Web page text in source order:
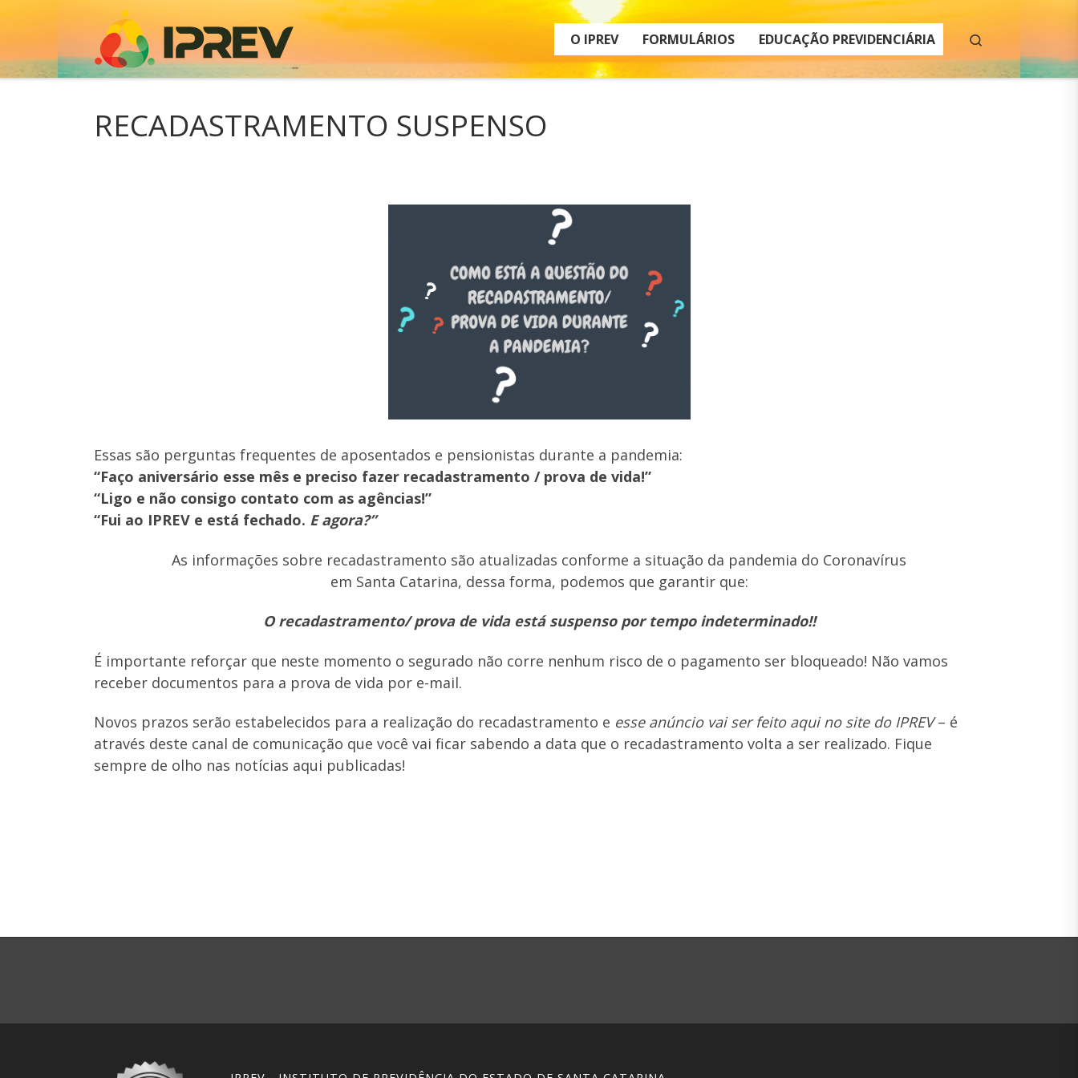
Skip to content
O IPREV FORMULÁRIOS EDUCAÇÃO PREVIDENCIÁRIA
RECADASTRAMENTO SUSPENSO
Essas são perguntas frequentes de aposentados e pensionistas durante a pandemia:
“Faço aniversário esse mês e preciso fazer recadastramento / prova de vida!”
“Ligo e não consigo contato com as agências!”
“Fui ao IPREV e está fechado. E agora?”
As informações sobre recadastramento são atualizadas conforme a situação da pandemia do Coronavírus
em Santa Catarina, dessa forma, podemos que garantir que:
O recadastramento/ prova de vida está suspenso por tempo indeterminado!!
É importante reforçar que neste momento o segurado não corre nenhum risco de o pagamento ser bloqueado! Não vamos
receber documentos para a prova de vida por e-mail.
Novos prazos serão estabelecidos para a realização do recadastramento e esse anúncio vai ser feito aqui no site do IPREV– é
através deste canal de comunicação que você vai ficar sabendo a data que o recadastramento volta a ser realizado. Fique
sempre de olho nas notícias aqui publicadas!